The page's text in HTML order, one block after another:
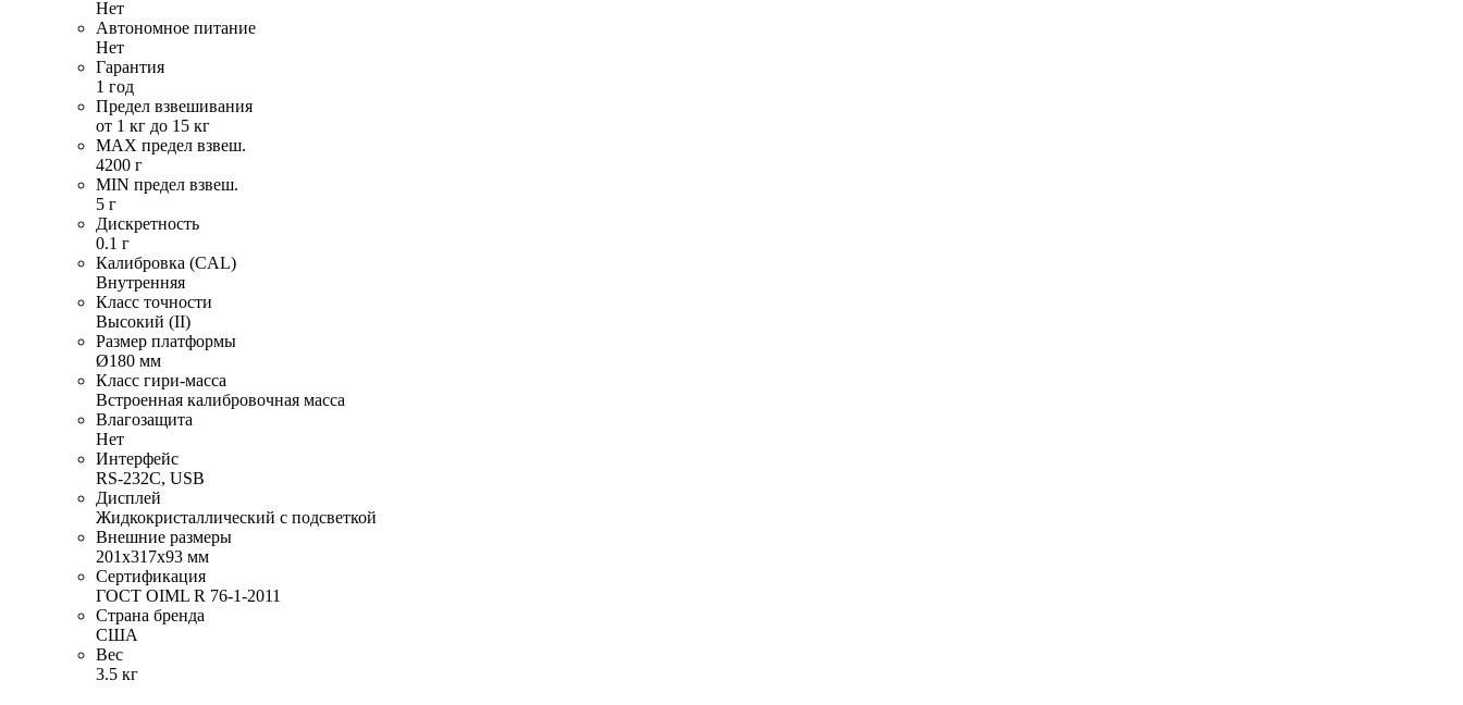
Нет
Автономное питание
Нет
Гарантия
1 год
Предел взвешивания
от 1 кг до 15 кг
MAX предел взвеш.
4200 г
MIN предел взвеш.
5 г
Дискретность
0.1 г
Калибровка (CAL)
Внутренняя
Класс точности
Высокий (II)
Размер платформы
Ø180 мм
Класс гири-масса
Встроенная калибровочная масса
Влагозащита
Нет
Интерфейс
RS-232C, USB
Дисплей
Жидкокристаллический с подсветкой
Внешние размеры
201х317х93 мм
Сертификация
ГОСТ OIML R 76-1-2011
Страна бренда
США
Вес
3.5 кг